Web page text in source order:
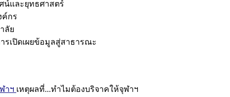
น์และยุทธศาสตร์
ค์กร
ลัย
รเปิดเผยข้อมูลสู่สาธารณะ
าฯ เหตุผลที่...ทำไมต้องบริจาคให้จุฬาฯ